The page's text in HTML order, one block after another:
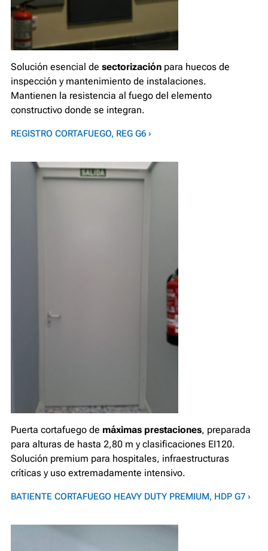
Solución esencial de sectorización para huecos de
inspección y mantenimiento de instalaciones.
Mantienen la resistencia al fuego del elemento
constructivo donde se integran.
REGISTRO CORTAFUEGO, REG G6 ›
Puerta cortafuego de máximas prestaciones, preparada
para alturas de hasta 2,80 m y clasificaciones EI120.
Solución premium para hospitales, infraestructuras
críticas y uso extremadamente intensivo.
BATIENTE CORTAFUEGO HEAVY DUTY PREMIUM, HDP G7 ›